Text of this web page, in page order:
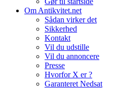
Om Antikvitet.net
Sådan virker det
Sikkerhed
Kontakt
Vil du udstille
Vil du annoncere
Presse
Hvorfor X er ?
Garanteret Nedsat